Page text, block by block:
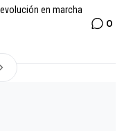
en marcha
0